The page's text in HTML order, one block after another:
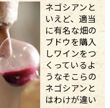
ネゴシアンと
いえど、適当
に有名な畑の
ブドウを購入
しワインをつ
くっているよ
うなそこらの
ネゴシアンと
はわけが違い